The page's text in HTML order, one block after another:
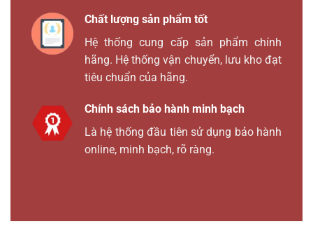
Chất lượng sản phẩm tốt
Hệ thống cung cấp sản phẩm chính
hãng. Hệ thống vận chuyển, lưu kho đạt
tiêu chuẩn của hãng.
Chính sách bảo hành minh bạch
Là hệ thống đầu tiên sử dụng bảo hành
online, minh bạch, rõ ràng.